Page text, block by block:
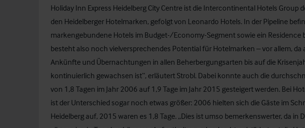
Holiday Inn Express Heidelberg City Centre ist die Intercontinental Hotels Group
den Heidelberger Hotelmarken, gefolgt von Leonardo Hotels. In der Pipeline
markengebundene Hotels im Budget-/Economy-Segment sowie ein Residence
besteht also noch vielversprechendes Potential für Hotelmarken – vor allem, da
Ankünfte und Übernachtungen in allen Beherbergungsarten bis auf die
kontinuierlich gewachsen ist“, erläutert Strobl. Dabei konnte auch die
von 1,8 Tagen im Jahr 2006 auf 1,9 Tage im Jahr 2015 gesteigert werden. Bei
ist der Unterschied sogar noch etwas größer: 2006 hielten sich die Gäste im
Heidelberg auf, 2015 waren es 1,8 Tage. „Dies ist umso bemerkenswerter, da in